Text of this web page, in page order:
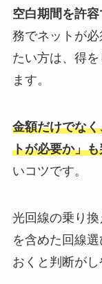
空白期間を許容
務でネットが
たい方は、得
ます。
金額だけでな
トが必要か」
いコツです。
光回線の乗り
を含めた回線
おくと判断がし